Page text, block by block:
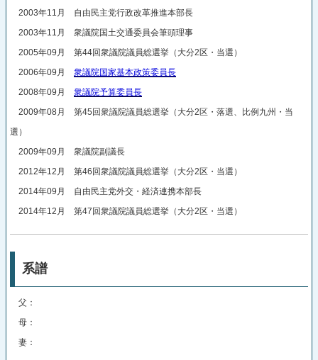
2003年11月 自由民主党行政改革推進本部長
2003年11月 衆議院国土交通委員会筆頭理事
2005年09月 第44回衆議院議員総選挙（大分2区・当選）
2006年09月 衆議院国家基本政策委員長
2008年09月 衆議院予算委員長
2009年08月 第45回衆議院議員総選挙（大分2区・落選、比例九州・当
選）
2009年09月 衆議院副議長
2012年12月 第46回衆議院議員総選挙（大分2区・当選）
2014年09月 自由民主党外交・経済連携本部長
2014年12月 第47回衆議院議員総選挙（大分2区・当選）
系譜
父：
母：
妻：